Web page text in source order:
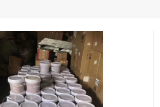
巴西快递
伊朗快递
深圳国际快递公司